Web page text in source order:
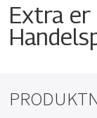
Extra